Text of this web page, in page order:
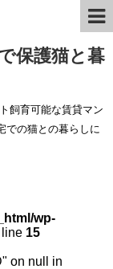
保護猫と暮
飼育可能な賃貸マン
での猫との暮らしに
wp-
15
on null in